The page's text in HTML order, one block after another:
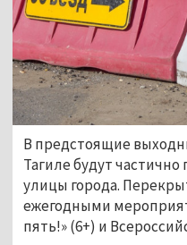
В предстоящие
Тагиле будут
улицы города.
ежегодными
пять!» (6+) и